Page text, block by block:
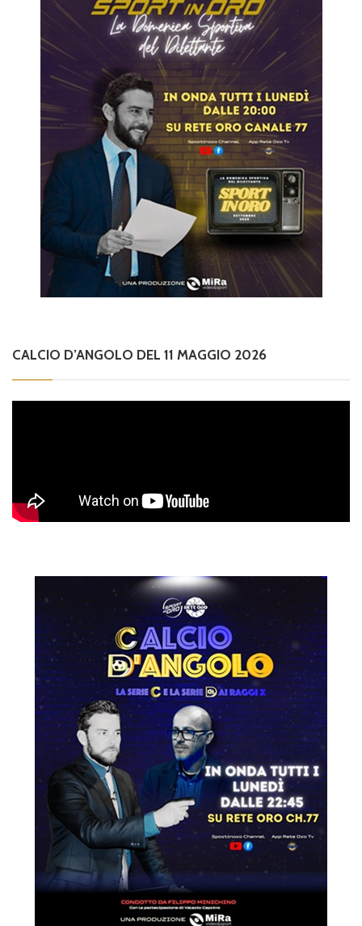
CALCIO D’ANGOLO DEL 11 MAGGIO 2026